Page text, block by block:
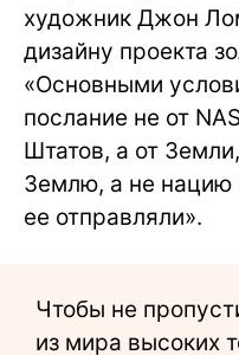
художник Джон
дизайну проекта
«Основными
послание не от
Штатов, а от
Землю, а не нацию
ее отправляли».
Чтобы не
из мира высоких